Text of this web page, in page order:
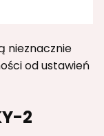
nieznacznie
od ustawień
2